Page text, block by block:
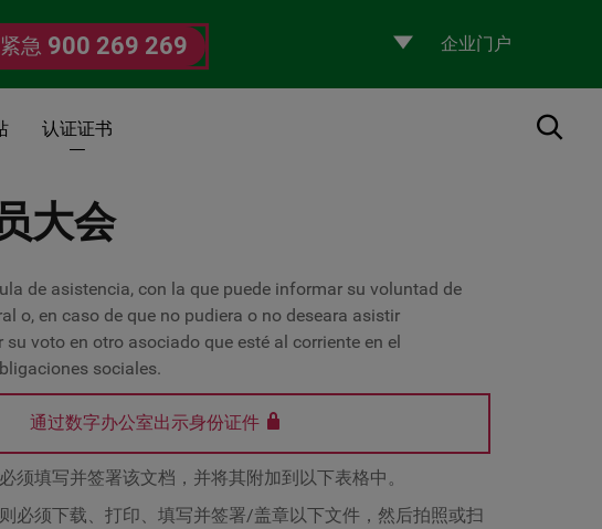
急 900 269 269
Selecciona
un
认证证书 搜索
大会
de asistencia, con la que puede informar su voluntad de
o, en caso de que no pudiera o no deseara asistir
su voto en otro asociado que esté al corriente en el
sociales.
通过数字办公室出示身份证件
须填写并签署该文档，并将其附加到以下表格中。
必须下载、打印、填写并签署/盖章以下文件，然后拍照或扫